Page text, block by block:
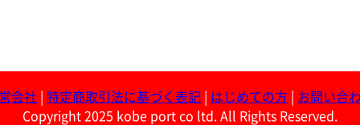
会社 特定商取引法に基づく表記 はじめての方
お問い合
Copyright 2025 kobe port co ltd. All Rights Reserved.